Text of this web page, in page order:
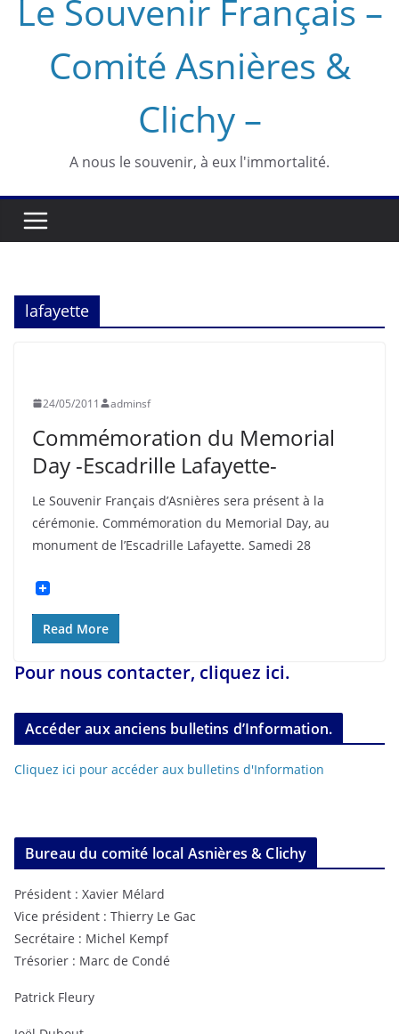
Le Souvenir Français –
Comité Asnières &
Clichy –
A nous le souvenir, à eux l'immortalité.
lafayette
24/05/2011 adminsf
Commémoration du Memorial
Day -Escadrille Lafayette-
Le Souvenir Français d’Asnières sera présent à la
cérémonie. Commémoration du Memorial Day, au
monument de l’Escadrille Lafayette. Samedi 28
Read More
Pour nous contacter, cliquez ici.
Accéder aux anciens bulletins d’Information.
Cliquez ici pour accéder aux bulletins d'Information
Bureau du comité local Asnières & Clichy
Président : Xavier Mélard
Vice président : Thierry Le Gac
Secrétaire : Michel Kempf
Trésorier : Marc de Condé
Patrick Fleury